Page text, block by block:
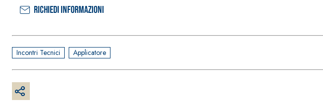
Richiedi informazioni
Incontri Tecnici Applicatore